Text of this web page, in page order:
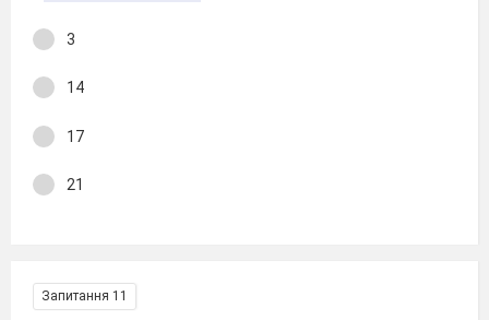
3
14
17
21
Запитання 11